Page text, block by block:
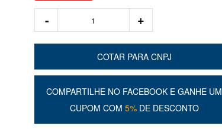
COTAR PARA CNPJ
COMPARTILHE NO FACEBOOK E GANHE UM
CUPOM COM 5%DE DESCONTO